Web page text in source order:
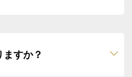
すか？